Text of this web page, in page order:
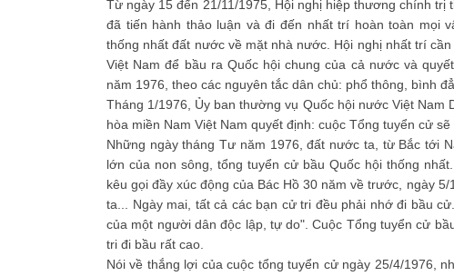
Từ ngày 15 đến 21/11/1975, Hội nghị hiệp thương chính
đã tiến hành thảo luận và đi đến nhất trí hoàn toàn mọi
thống nhất đất nước về mặt nhà nước. Hội nghị nhất trí
Việt Nam để bầu ra Quốc hội chung của cả nước và
năm 1976, theo các nguyên tắc dân chủ: phổ thông, bình
Tháng 1/1976, Ủy ban thường vụ Quốc hội nước Việt Nam
hòa miền Nam Việt Nam quyết định: cuộc Tổng tuyển cử
Những ngày tháng Tư năm 1976, đất nước ta, từ Bắc tới
lớn của non sông, tổng tuyển cử bầu Quốc hội thống
kêu gọi đầy xúc động của Bác Hồ 30 năm về trước, ngày
ta... Ngày mai, tất cả các bạn cử tri đều phải nhớ đi bầu
của một người dân độc lập, tự do". Cuộc Tổng tuyển cử
tri đi bầu rất cao.
Nói về thắng lợi của cuộc tổng tuyển cử ngày 25/4/1976,